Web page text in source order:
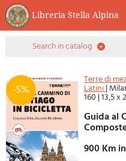
Libreria Stella Alpina
0Item(s) In
Facebook
Create
search in catalog
-5%
Terre di
Latini|
160 |13,5 x
Guida al Cammino di Santiago de
900 Km